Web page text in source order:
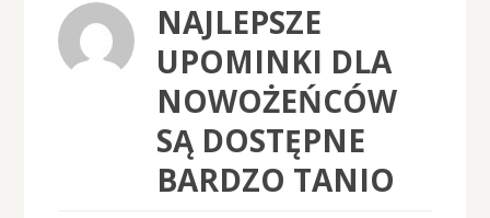
NAJLEPSZE
UPOMINKI DLA
NOWOŻEŃCÓW
SĄ DOSTĘPNE
BARDZO TANIO